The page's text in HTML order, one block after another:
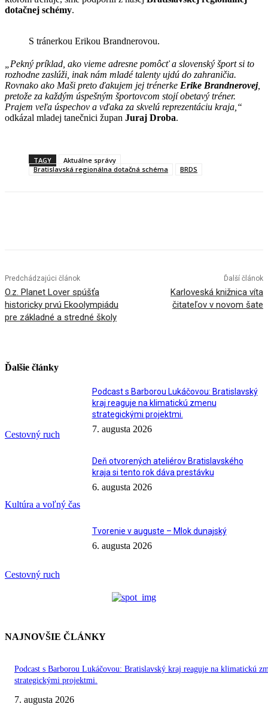
dotačnej schémy.
S tránerkou Erikou Brandnerovou.
„Pekný príklad, ako vieme adresne pomôcť a slovenský šport si to
rozhodne zaslúži, inak nám mladé talenty ujdú do zahraničia.
Rovnako ako Maši preto ďakujem jej trénerke Erike Brandnerovej,
pretože za každým úspešným športovcom stojí obetavý tréner.
Prajem veľa úspechov a vďaka za skvelú reprezentáciu kraja,“
odkázal mladej tanečnici župan Juraj Droba.
TAGY
Aktuálne správy
Bratislavská regionálna dotačná schéma
BRDS
Predchádzajúci článok
O.z. Planet Lover spúšťa
historicky prvú Ekoolympiádu
pre základné a stredné školy
Ďalší článok
Karloveská knižnica víta
čitateľov v novom šate
Ďalšie články
Cestovný ruch
Podcast s Barborou Lukáčovou: Bratislavský
kraj reaguje na klimatickú zmenu
strategickými projektmi.
7. augusta 2026
Kultúra a voľný čas
Deň otvorených ateliérov Bratislavského
kraja si tento rok dáva prestávku
6. augusta 2026
Cestovný ruch
Tvorenie v auguste – Mlok dunajský
6. augusta 2026
NAJNOVŠIE ČLÁNKY
Podcast s Barborou Lukáčovou: Bratislavský kraj reaguje na klimatickú
strategickými projektmi.
7. augusta 2026